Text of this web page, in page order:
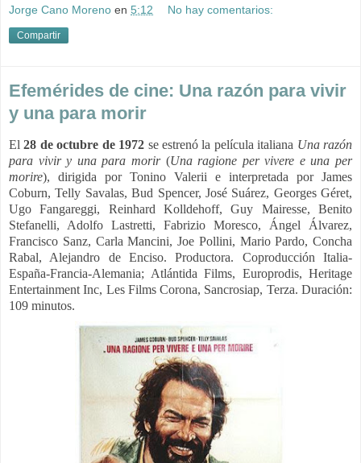
Jorge Cano Moreno en 5:12 No hay comentarios:
Compartir
Efemérides de cine: Una razón para vivir
y una para morir
El 28 de octubre de 1972 se estrenó la película italiana Una razón
para vivir y una para morir (Una ragione per vivere e una per
morire), dirigida por Tonino Valerii e interpretada por James
Coburn, Telly Savalas, Bud Spencer, José Suárez, Georges Géret,
Ugo Fangareggi, Reinhard Kolldehoff, Guy Mairesse, Benito
Stefanelli, Adolfo Lastretti, Fabrizio Moresco, Ángel Álvarez,
Francisco Sanz, Carla Mancini, Joe Pollini, Mario Pardo, Concha
Rabal, Alejandro de Enciso.Productora. Coproducción Italia-
España-Francia-Alemania; Atlántida Films, Europrodis, Heritage
Entertainment Inc, Les Films Corona, Sancrosiap, Terza. Duración:
109 minutos.